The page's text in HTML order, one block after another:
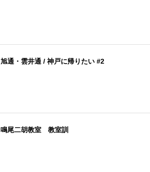
旭通・雲井通 / 神戸に帰りたい #2
鳴尾二胡教室 教室訓